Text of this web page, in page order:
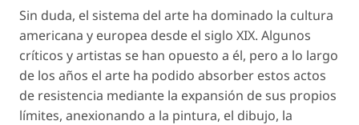
Sin duda, el sistema del arte ha dominado la cultura
americana y europea desde el siglo XIX. Algunos
críticos y artistas se han opuesto a él, pero a lo largo
de los años el arte ha podido absorber estos actos
de resistencia mediante la expansión de sus propios
límites, anexionando a la pintura, el dibujo, la